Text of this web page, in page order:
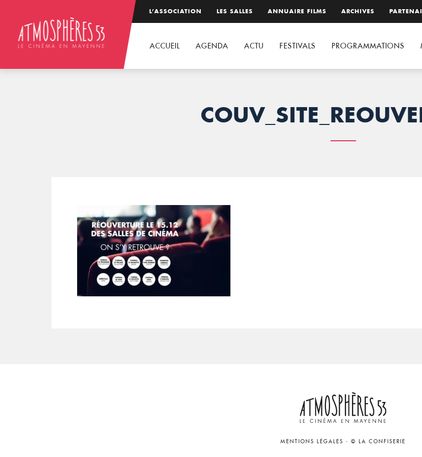
L’ASSOCIATION LES SALLES ANNUAIRE FILMS ARCHIVES
ACCUEIL AGENDA ACTU FESTIVALS PROGRAMMATIONS
MENTIONS LÉGALES -© LA CONFISERIE